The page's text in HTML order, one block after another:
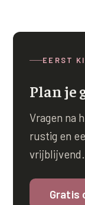
EERST
Plan je
Vragen na
rustig en
vrijblijvend.
Gratis